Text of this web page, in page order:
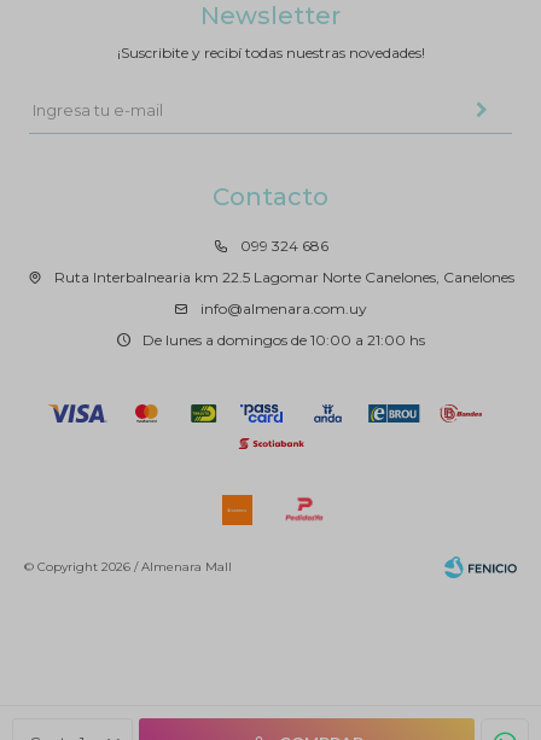
Contacto
099 324 686
Ruta Interbalnearia km 22.5 Lagomar Norte Canelones, Canelones
info@almenara.com.uy
De lunes a domingos de 10:00 a 21:00 hs
Newsletter
¡Suscribite y recibí todas nuestras novedades!
© Copyright 2026 / Almenara Mall